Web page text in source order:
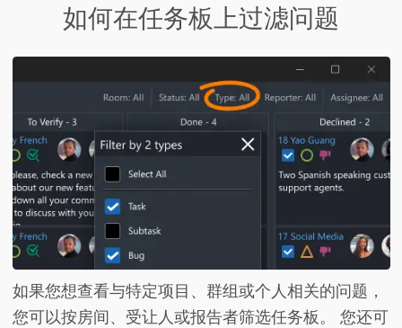
如何在任务板上过滤问题
如果您想查看与特定项目、群组或个人相关的问题，
您可以按房间、受让人或报告者筛选任务板。 您还可